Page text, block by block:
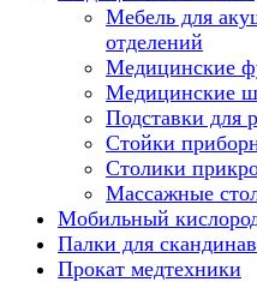
Мебель для
отделений
Медицинские
Медицинские
Подставки для
Стойки
Столики
Массажные
Мобильный
Палки для
Прокат медтехники